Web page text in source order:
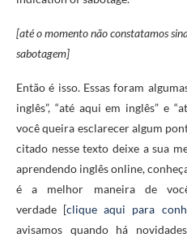
[até o momento não constatamos
sabotagem]
Então é isso. Essas foram
inglês”, “até aqui em inglês” e
você queira esclarecer algum
citado nesse texto deixe a sua
aprendendo inglês online,
é a melhor maneira de
verdade [clique aqui para
avisamos quando há